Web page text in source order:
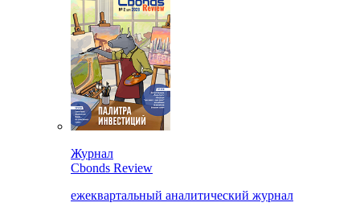
Журнал
Cbonds Review
ежеквартальный аналитический журнал